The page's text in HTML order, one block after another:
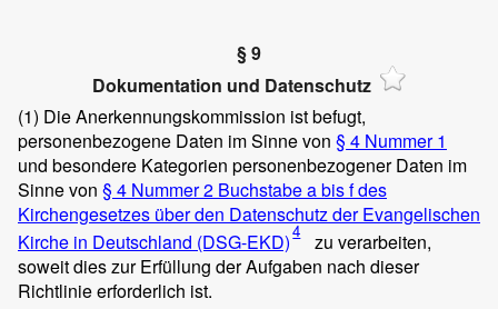
§ 9
Dokumentation und Datenschutz
(1) Die Anerkennungskommission ist befugt,
personenbezogene Daten im Sinne von § 4 Nummer 1
und besondere Kategorien personenbezogener Daten im
Sinne von § 4 Nummer 2 Buchstabe a bis f des
Kirchengesetzes über den Datenschutz der Evangelischen
Kirche in Deutschland (DSG-EKD)4
zu verarbeiten,
soweit dies zur Erfüllung der Aufgaben nach dieser
Richtlinie erforderlich ist.